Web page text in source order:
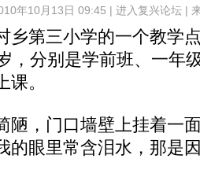
年10月13日 09:45 | 进入复兴论坛|
第三小学的一个教学
，分别是学前班、一年
。
，门口墙壁上挂着一
的眼里常含泪水，那是